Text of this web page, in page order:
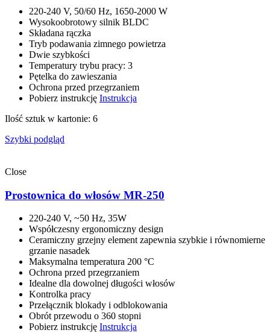
220-240 V, 50/60 Hz, 1650-2000 W
Wysokoobrotowy silnik BLDC
Składana rączka
Tryb podawania zimnego powietrza
Dwie szybkości
Temperatury trybu pracy: 3
Pętelka do zawieszania
Ochrona przed przegrzaniem
Pobierz instrukcję Instrukcja
Ilość sztuk w kartonie: 6
Szybki podgląd
Close
Prostownica do włosów MR-250
220-240 V, ~50 Hz, 35W
Współczesny ergonomiczny design
Ceramiczny grzejny element zapewnia szybkie i równomierne
grzanie nasadek
Maksymalna temperatura 200 °C
Ochrona przed przegrzaniem
Idealne dla dowolnej długości włosów
Kontrolka pracy
Przełącznik blokady i odblokowania
Obrót przewodu o 360 stopni
Pobierz instrukcję Instrukcja